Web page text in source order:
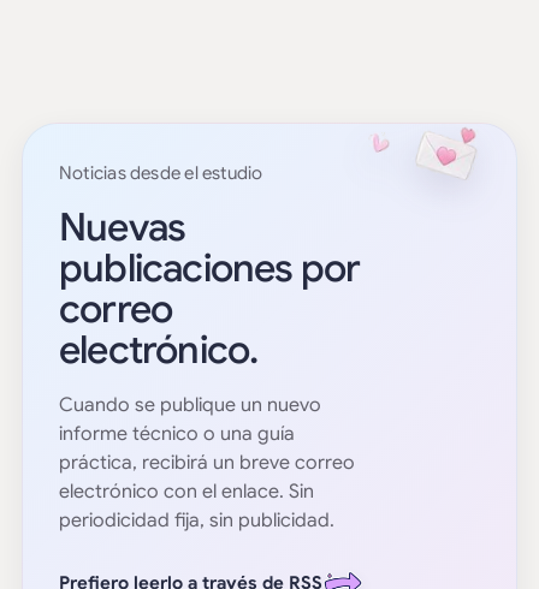
Noticias desde el estudio
Nuevas
publicaciones por
correo
electrónico.
Cuando se publique un nuevo
informe técnico o una guía
práctica, recibirá un breve correo
electrónico con el enlace. Sin
periodicidad fija, sin publicidad.
Prefiero leerlo a través de RSS